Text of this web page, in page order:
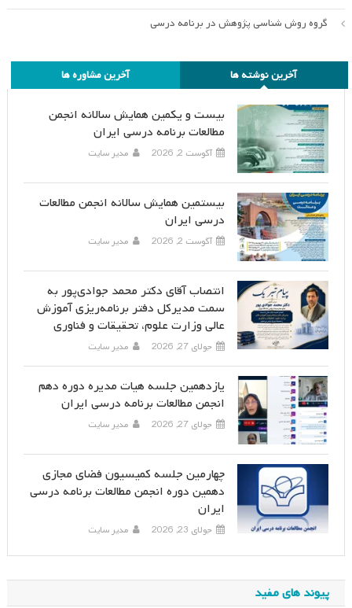
گروه روش شناسی پژوهش در برنامه درسی
آخرین نوشته ها آخرین مشاوره ها
بیست و یکمین همایش سالانه انجمن
مطالعات برنامه درسی ایران
آگوست 2, 2026 مدیر سایت
بیستمین همایش سالانه انجمن مطالعات
درسی ایران
آگوست 2, 2026 مدیر سایت
انتصاب آقای دکتر محمد جوادی‌پور به
سمت مدیرکل دفتر برنامه‌ریزی آموزش
عالی وزارت علوم، تحقیقات و فناوری
جولای 27, 2026 مدیر سایت
یازدهمین جلسه هیات مدیره دوره دهم
انجمن مطالعات برنامه درسی ایران
جولای 27, 2026 مدیر سایت
چهارمین جلسه کمیسیون فضای مجازی
دهمین دوره انجمن مطالعات برنامه درسی
ایران
جولای 23, 2026 مدیر سایت
پیوند های مفید